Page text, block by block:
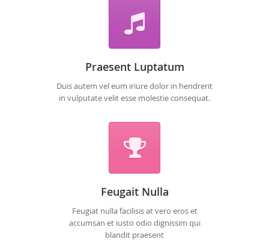
Praesent Luptatum
Duis autem vel eum iriure dolor in hendrerit
in vulputate velit esse molestie consequat.
Feugait Nulla
Feugiat nulla facilisis at vero eros et
accumsan et iusto odio dignissim qui
blandit praesent